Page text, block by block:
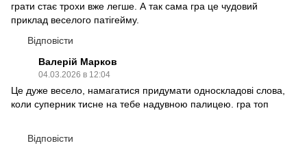
грати стає трохи вже легше. А так сама гра це чудовий
приклад веселого патігейму.
Відповісти
Валерій Марков
04.03.2026 в 12:04
Це дуже весело, намагатися придумати односкладові слова,
коли суперник тисне на тебе надувною палицею. гра топ
Відповісти